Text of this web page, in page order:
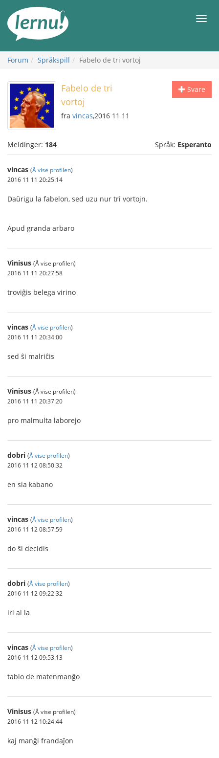
innholdet
Meny
Forum Språkspill Fabelo de tri vortoj
Svare
Fabelo de tri
vortoj
fra vincas,2016 11 11
Meldinger: 184 Språk: Esperanto
vincas (Å vise profilen)
2016 11 11 20:25:14
Daŭrigu la fabelon, sed uzu nur tri vortojn.
Apud granda arbaro
Vinisus (Å vise profilen)
2016 11 11 20:27:58
troviĝis belega virino
vincas (Å vise profilen)
2016 11 11 20:34:00
sed ŝi malriĉis
Vinisus (Å vise profilen)
2016 11 11 20:37:20
pro malmulta laborejo
dobri (Å vise profilen)
2016 11 12 08:50:32
en sia kabano
vincas (Å vise profilen)
2016 11 12 08:57:59
do ŝi decidis
dobri (Å vise profilen)
2016 11 12 09:22:32
iri al la
vincas (Å vise profilen)
2016 11 12 09:53:13
tablo de matenmanĝo
Vinisus (Å vise profilen)
2016 11 12 10:24:44
kaj manĝi frandaĵon